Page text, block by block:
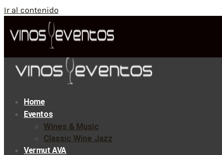
Ir al contenido
Home
Eventos
Wines & Music
Classic Wine Jazz
Vermut AVA